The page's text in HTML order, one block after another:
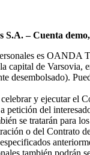
– Cuenta
es
capital de
desembolsado).
y ejecutar
petición del
se tratarán para
o del Contrato
también